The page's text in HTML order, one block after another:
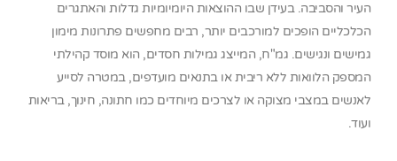
העיר והסביבה. בעידן שבו ההוצאות היומיומיות גדלות והאתגרים
הכלכליים הופכים למורכבים יותר, רבים מחפשים פתרונות מימון
גמישים ונגישים. גמ"ח, המייצג גמילות חסדים, הוא מוסד קהילתי
המספק הלוואות ללא ריבית או בתנאים מועדפים, במטרה לסייע
לאנשים במצבי מצוקה או לצרכים מיוחדים כמו חתונה, חינוך, בריאות
ועוד.